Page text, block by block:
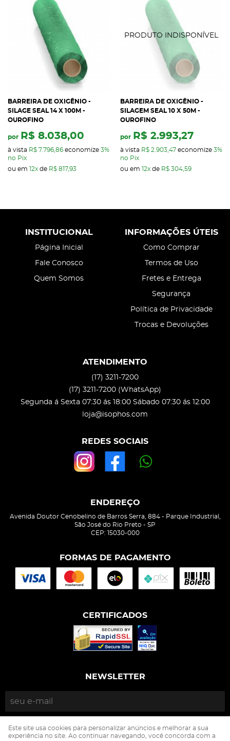
BARREIRA DE OXIGÊNIO -
SILAGE SEAL 14 X 100M -
OUROFINO
por R$ 8.038,00
à vista R$ 7.796,86 economize 3%
no Pix
ou em 12x de R$ 817,93
BARREIRA DE OXIGÊNIO -
SILAGEM SEAL 10 X 50M -
OUROFINO
por R$ 2.993,27
à vista R$ 2.903,47 economize 3%
no Pix
ou em 12x de R$ 304,59
INSTITUCIONAL
Página Inicial
Fale Conosco
Quem Somos
INFORMAÇÕES ÚTEIS
Como Comprar
Termos de Uso
Fretes e Entrega
Segurança
Política de Privacidade
Trocas e Devoluções
ATENDIMENTO
(17) 3211-7200
(17) 3211-7200 (WhatsApp)
Segunda á Sexta 07:30 ás 18:00 Sábado 07:30 ás 12:00
loja@isophos.com
REDES SOCIAIS
ENDEREÇO
Avenida Doutor Cenobelino de Barros Serra, 884- Parque Industrial,
São José do Rio Preto - SP
CEP: 15030-000
FORMAS DE PAGAMENTO
CERTIFICADOS
NEWSLETTER
ENVIAR
Este site usa cookies para personalizar anúncios e melhorar a sua
experiência no site. Ao continuar navegando, você concorda com a